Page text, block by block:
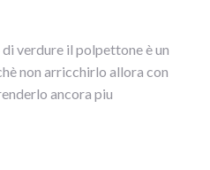
di verdure il polpettone è un
non arricchirlo allora con
ancora piu